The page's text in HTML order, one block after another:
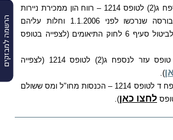
הרשמה למבזקים
טופס 1326 – נספח ג(2) לטופס 1214 – רווח הון ממכירת ניירות
ערך נסחרים בבורסה שנרכשו לפני 1.1.2006 וחלות עליהם
(לצפייה בטופס
טופס 1326א – טופס עזר לנספח ג(2) לטופס 1214 (לצפייה
).
טופס 1323 – נספח ד לטופס 1214 – הכנסות מחו"ל ומס ששולם
לחצו כאן).